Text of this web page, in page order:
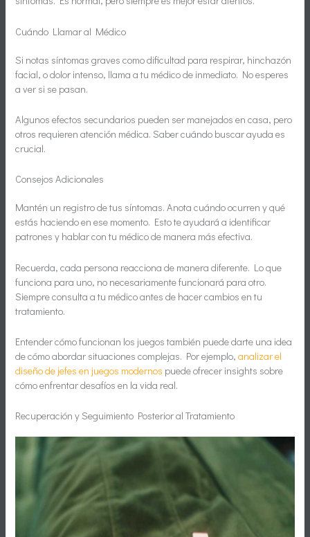
Cuándo Llamar al Médico
Si notas síntomas graves como dificultad para respirar, hinchazón
facial, o dolor intenso, llama a tu médico de inmediato. No esperes
a ver si se pasan.
Algunos efectos secundarios pueden ser manejados en casa, pero
otros requieren atención médica. Saber cuándo buscar ayuda es
crucial.
Consejos Adicionales
Mantén un registro de tus síntomas. Anota cuándo ocurren y qué
estás haciendo en ese momento. Esto te ayudará a identificar
patrones y hablar con tu médico de manera más efectiva.
Recuerda, cada persona reacciona de manera diferente. Lo que
funciona para uno, no necesariamente funcionará para otro.
Siempre consulta a tu médico antes de hacer cambios en tu
tratamiento.
Entender cómo funcionan los juegos también puede darte una idea
de cómo abordar situaciones complejas. Por ejemplo,analizar el
diseño de jefes en juegos modernos puede ofrecer insights sobre
cómo enfrentar desafíos en la vida real.
Recuperación y Seguimiento Posterior al Tratamiento